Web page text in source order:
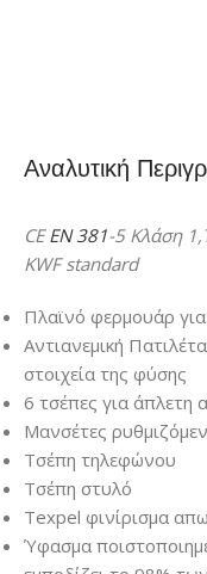
Αναλυτική
CEEN 381-5 Κλάση
KWF standard
Πλαϊνό φερμουάρ
Αντιανεμική
στοιχεία της φύσης
6 τσέπες για άπλετη
Μανσέτες
Τσέπη τηλεφώνου
Τσέπη στυλό
Texpel φινίρισμα
Ύφασμα